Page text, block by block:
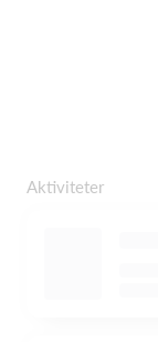
Aktiviteter